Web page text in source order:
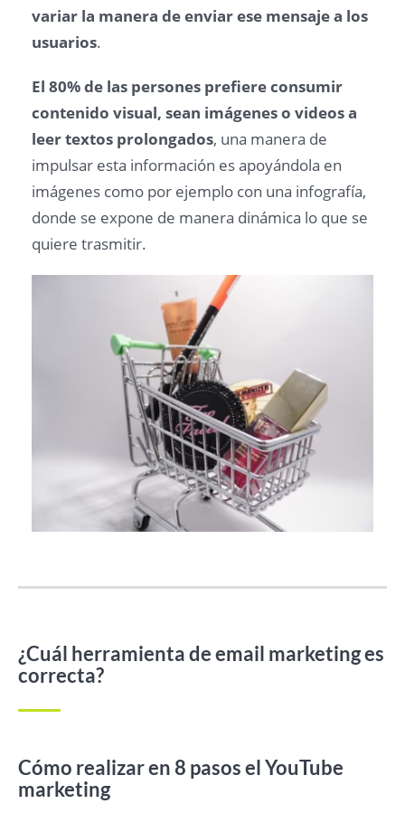
variar la manera de enviar ese mensaje a los
usuarios.
El 80% de las persones prefiere consumir
contenido visual, sean imágenes o videos a
leer textos prolongados, una manera de
impulsar esta información es apoyándola en
imágenes como por ejemplo con una infografía,
donde se expone de manera dinámica lo que se
quiere trasmitir.
¿Cuál herramienta de email marketing es
correcta?
Cómo realizar en 8 pasos el YouTube
marketing